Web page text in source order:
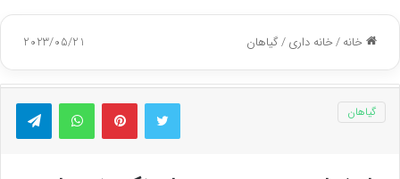
خانه/خانه داری/گیاهان 2023/05/21
توییتر پینتریستواتس آپ
گیاهان